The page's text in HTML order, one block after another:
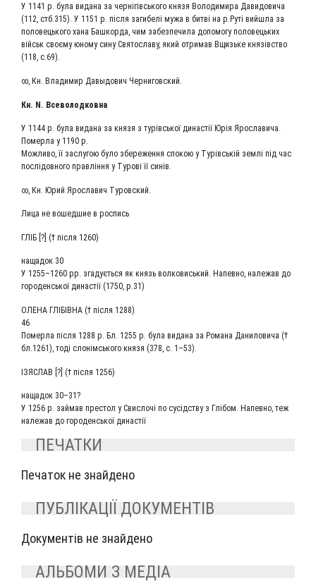
У 1141 р. була вида­на за чер­ні­гівсь­ко­го кня­зя Воло­ди­ми­ра Дави­до­ви­ча
(112, стб.315). У 1151 р. піс­ля заги­белі мужа в битві на р.Руті вий­ш­ла за
поло­ве­ць­ко­го хана Баш­кор­да, чим забез­пе­чи­ла допо­мо­гу поло­ве­ць­ких
військ своє­му юно­му сину Свя­то­сла­ву, який отри­мав Вщизь­ке князів­ство
(118, с.69).
∞, Кн. Вла­ди­мир Давы­до­вич Черниговский.
Кн. N. Всеволодковна
У 1144 р. була вида­на за кня­зя з турівсь­кої дина­стії Юрія Яро­сла­ви­ча.
Помер­ла у 1190 р.
Мож­ли­во, її заслу­гою було збе­ре­жен­ня спо­кою у Турівсь­кій зем­лі під час
послі­дов­но­го прав­лін­ня у Туро­ві її синів.
∞, Кн. Юрий Яро­сла­вич Туровский.
Лица не вошед­шие в роспись
ГЛІБ [?] († піс­ля 1260)
наща­док 30
У 1255–1260 рр. зга­дуєть­ся як князь вол­ко­вись­кий. Напев­но, нале­жав до
горо­денсь­кої дина­стії (1750, р.31)
ОЛЕ­НА ГЛІБІВ­НА († піс­ля 1288)
46
Помер­ла піс­ля 1288 р. Бл. 1255 р. була вида­на за Рома­на Дани­ло­ви­ча (†
бл.1261), тоді слонімсь­ко­го кня­зя (378, с. 1–53).
ІЗЯ­С­ЛАВ [?] († піс­ля 1256)
наща­док 30–31?
У 1256 р. зай­мав пре­стол у Свис­лочі по сусід­ству з Глі­бом. Напев­но, теж
нале­жав до горо­денсь­кої династії
ПЕЧАТКИ
Печаток не знайдено
ПУБЛІКАЦІЇ ДОКУМЕНТІВ
Документів не знайдено
АЛЬБОМИ З МЕДІА